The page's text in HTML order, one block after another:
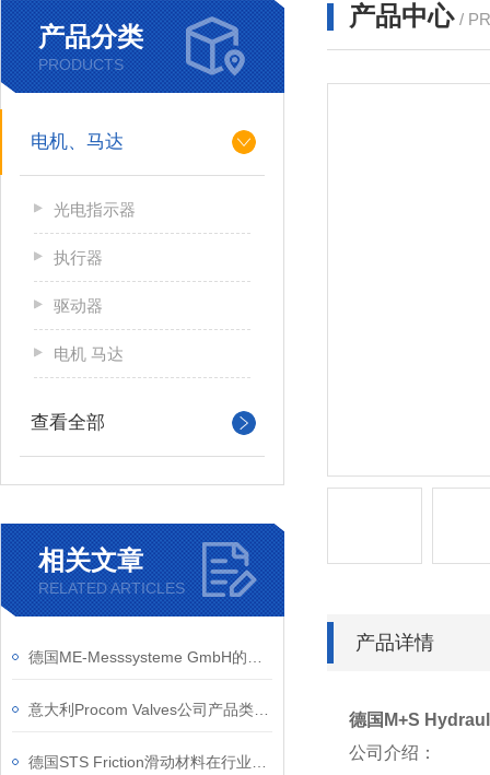
产品分类
PRODUCTS
电机、马达
光电指示器
执行器
驱动器
电机 马达
查看全部
相关文章
RELATED ARTICLES
产品中心 /
产品详情
德国M+S
公司介绍：